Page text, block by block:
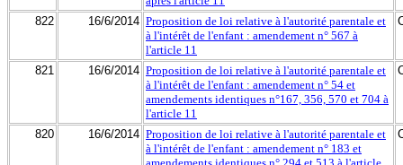
822 16/6/2014 Proposition de loi relative à l'autorité parentale et
à l'intérêt de l'enfant : amendement n° 567 à
l'article 11
821 16/6/2014 Proposition de loi relative à l'autorité parentale et
à l'intérêt de l'enfant : amendement n° 54 et
amendements identiques n°167, 356, 570 et 704 à
l'article 11
820 16/6/2014 Proposition de loi relative à l'autorité parentale et
à l'intérêt de l'enfant : amendement n° 183 et